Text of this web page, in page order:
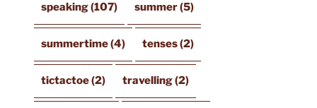
speaking(107) summer(5)
summertime(4) tenses(2)
tictactoe(2) travelling(2)